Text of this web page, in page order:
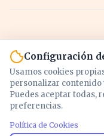
Configuración
Usamos cookies
personalizar
Puedes aceptar todas,
preferencias.
Política de Cookies